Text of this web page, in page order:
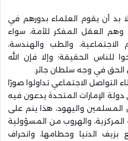
بد أن يقوم العلماء بدورهم في
وهم العقل المفكر للأمة، سواء
الاجتماعية، والطب والهندسة،
للناس الحقيقة؛ وإلا فإن الله
في وجه سلطان جائر.
التواصل الاجتماعي تداولوا صورًا
دولة الإمارات المتحدة يدعون فيه
المسلمين واليهود، هذا ينم على
والهروب من المسؤولية
الدنيا وحطامها، وانحراف